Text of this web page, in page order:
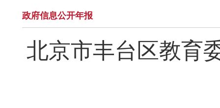
政府信息公开年报
北京市丰台区教育